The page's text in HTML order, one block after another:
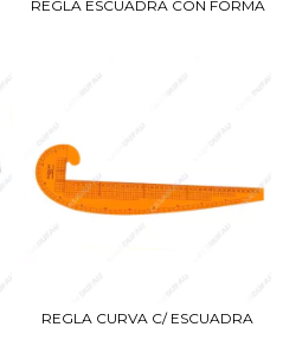
REGLA ESCUADRA CON FORMA
REGLA CURVA C/ ESCUADRA